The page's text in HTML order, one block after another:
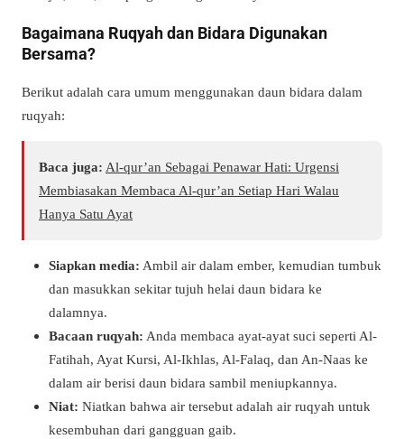
Bagaimana Ruqyah dan Bidara Digunakan
Bersama?
Berikut adalah cara umum menggunakan daun bidara dalam
ruqyah:
Baca juga: Al-qur’an Sebagai Penawar Hati: Urgensi
Membiasakan Membaca Al-qur’an Setiap Hari Walau
Hanya Satu Ayat
Siapkan media: Ambil air dalam ember, kemudian tumbuk
dan masukkan sekitar tujuh helai daun bidara ke
dalamnya.
Bacaan ruqyah: Anda membaca ayat-ayat suci seperti Al-
Fatihah, Ayat Kursi, Al-Ikhlas, Al-Falaq, dan An-Naas ke
dalam air berisi daun bidara sambil meniupkannya.
Niat: Niatkan bahwa air tersebut adalah air ruqyah untuk
kesembuhan dari gangguan gaib.